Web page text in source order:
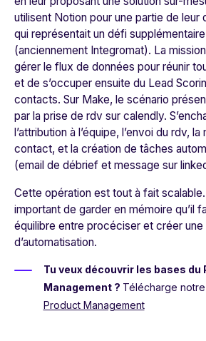
utilisent Notion pour une partie de leur
qui représentait un défi
(anciennement Integromat). La
gérer le flux de données pour réunir
et de s’occuper ensuite du Lead
contacts. Sur Make, le scénario
par la prise de rdv sur calendly.
l’attribution à l’équipe, l’envoi du rdv,
contact, et la création de tâches
(email de débrief et message sur
Cette opération est tout à fait
important de garder en mémoire qu’il
équilibre entre procéciser et créer une
d’automatisation.
Tu veux découvrir les bases du
Management ? Télécharge
Product Management